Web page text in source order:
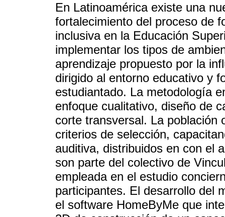
En Latinoamérica existe una
fortalecimiento del proceso de
inclusiva en la Educación
implementar los tipos de
aprendizaje propuesto por la
dirigido al entorno educativo y
estudiantado. La metodología
enfoque cualitativo, diseño de
corte transversal. La población
criterios de selección,
auditiva, distribuidos en con el
son parte del colectivo de
empleada en el estudio
participantes. El desarrollo del
el software HomeByMe que